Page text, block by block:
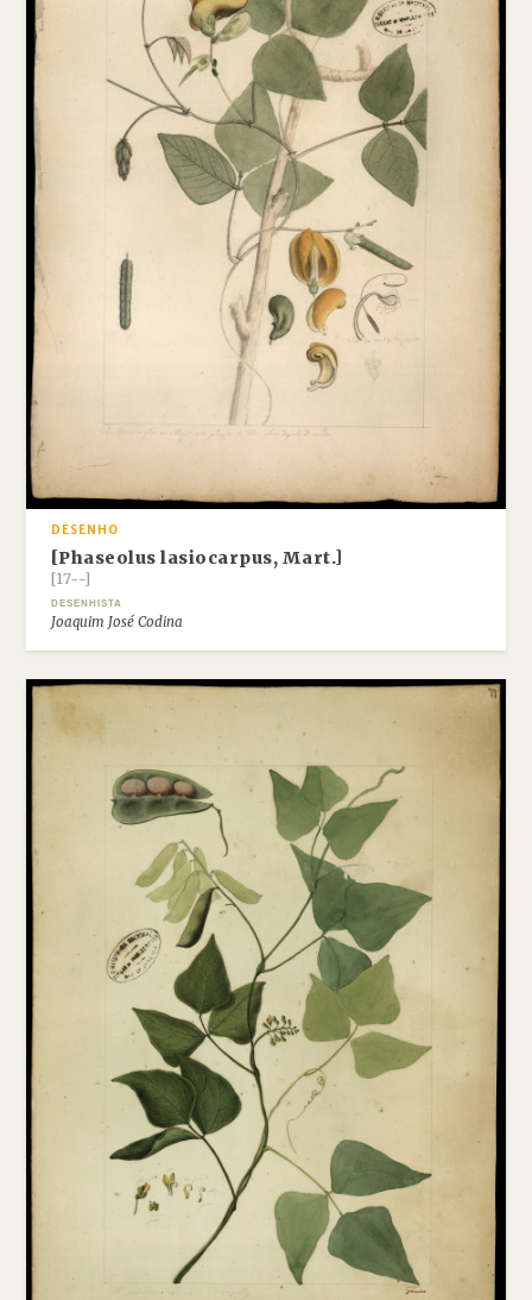
DESENHO
[Phaseolus lasiocarpus, Mart.]
[17--]
DESENHISTA
Joaquim José Codina